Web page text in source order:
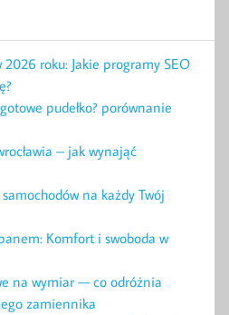
roku: Jakie programy SEO
pudełko? porównanie
– jak wynająć
na każdy Twój
Komfort i swoboda w
na wymiar — co odróżnia
zamiennika